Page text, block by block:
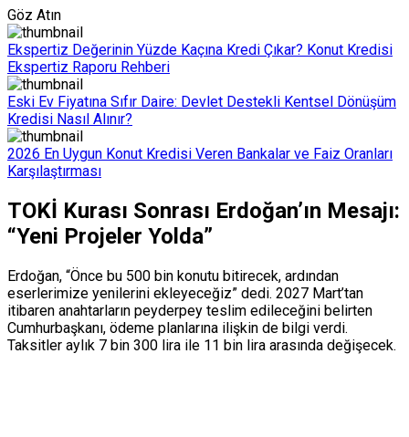
Göz Atın
Ekspertiz Değerinin Yüzde Kaçına Kredi Çıkar? Konut Kredisi
Ekspertiz Raporu Rehberi
Eski Ev Fiyatına Sıfır Daire: Devlet Destekli Kentsel Dönüşüm
Kredisi Nasıl Alınır?
2026 En Uygun Konut Kredisi Veren Bankalar ve Faiz Oranları
Karşılaştırması
TOKİ Kurası Sonrası Erdoğan’ın Mesajı:
“Yeni Projeler Yolda”
Erdoğan, “Önce bu 500 bin konutu bitirecek, ardından
eserlerimize yenilerini ekleyeceğiz” dedi. 2027 Mart’tan
itibaren anahtarların peyderpey teslim edileceğini belirten
Cumhurbaşkanı, ödeme planlarına ilişkin de bilgi verdi.
Taksitler aylık 7 bin 300 lira ile 11 bin lira arasında değişecek.